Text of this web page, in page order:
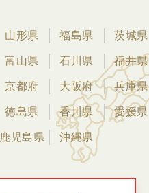
山形県 福島県 茨城県
富山県 石川県 福井県
京都府 大阪府 兵庫県
徳島県 香川県 愛媛県
鹿児島県 沖縄県